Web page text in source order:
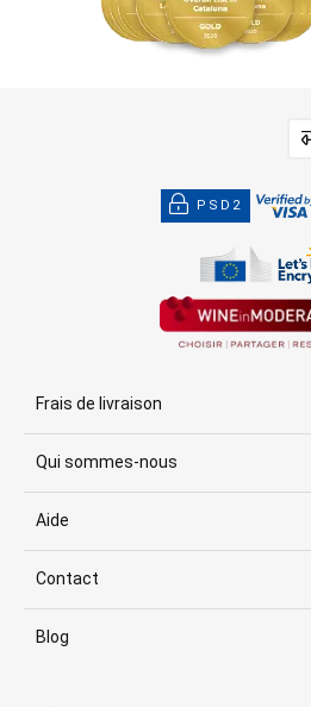
PSD2
Frais de livraison
Qui sommes-nous
Aide
Contact
Blog